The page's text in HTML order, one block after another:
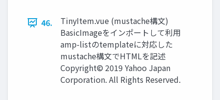
46.
TinyItem.vue (mustache構文)
BasicImageをインポートして利用
amp-listのtemplateに対応した
mustache構文でHTMLを記述
Copyright© 2019 Yahoo Japan
Corporation. All Rights Reserved.